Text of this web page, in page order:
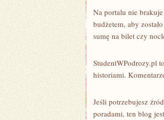
Na portalu nie
budżetem, aby
sumę na bilet czy
StudentWPodrozy.pl
historiami.
Jeśli potrzebujesz
poradami, ten blog